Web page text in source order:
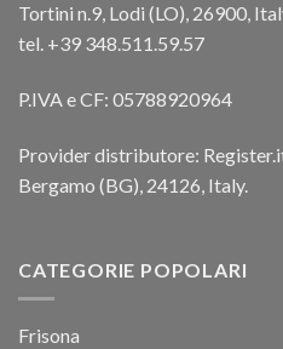
Tortini n.9, Lodi (LO), 26900,
tel. +39 348.511.59.57
P.IVA e CF: 05788920964
Provider distributore:
Bergamo (BG), 24126, Italy.
CATEGORIE POPOLARI
Frisona